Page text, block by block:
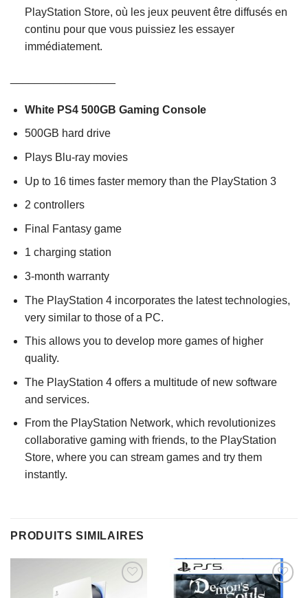
PlayStation Store, où les jeux peuvent être diffusés en
continu pour que vous puissiez les essayer
immédiatement.
White PS4 500GB Gaming Console
500GB hard drive
Plays Blu-ray movies
Up to 16 times faster memory than the PlayStation 3
2 controllers
Final Fantasy game
1 charging station
3-month warranty
The PlayStation 4 incorporates the latest technologies,
very similar to those of a PC.
This allows you to develop more games of higher
quality.
The PlayStation 4 offers a multitude of new software
and services.
From the PlayStation Network, which revolutionizes
collaborative gaming with friends, to the PlayStation
Store, where you can stream games and try them
instantly.
PRODUITS SIMILAIRES
AJOUTER AJOUTER